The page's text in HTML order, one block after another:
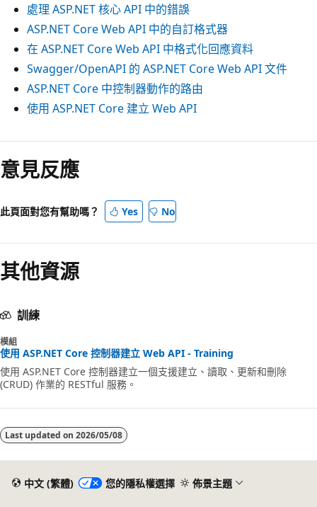
處理 ASP.NET 核心 API 中的錯誤
ASP.NET Core Web API 中的自訂格式器
在 ASP.NET Core Web API 中格式化回應資料
Swagger/OpenAPI 的 ASP.NET Core Web API 文件
ASP.NET Core 中控制器動作的路由
使用 ASP.NET Core 建立 Web API
意見反應
此頁面對您有幫助嗎？ Yes No
其他資源
訓練
模組
使用 ASP.NET Core 控制器建立 Web API - Training
使用 ASP.NET Core 控制器建立一個支援建立、讀取、更新和刪除
(CRUD) 作業的 RESTful 服務。
Last updated on 2026/05/08
中文 (繁體) 您的隱私權選擇 佈景主題